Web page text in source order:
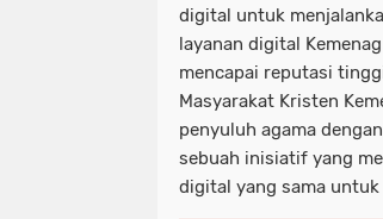
digital untuk
layanan digital
mencapai reputasi
Masyarakat Kristen
penyuluh agama
sebuah inisiatif yang
digital yang sama untuk